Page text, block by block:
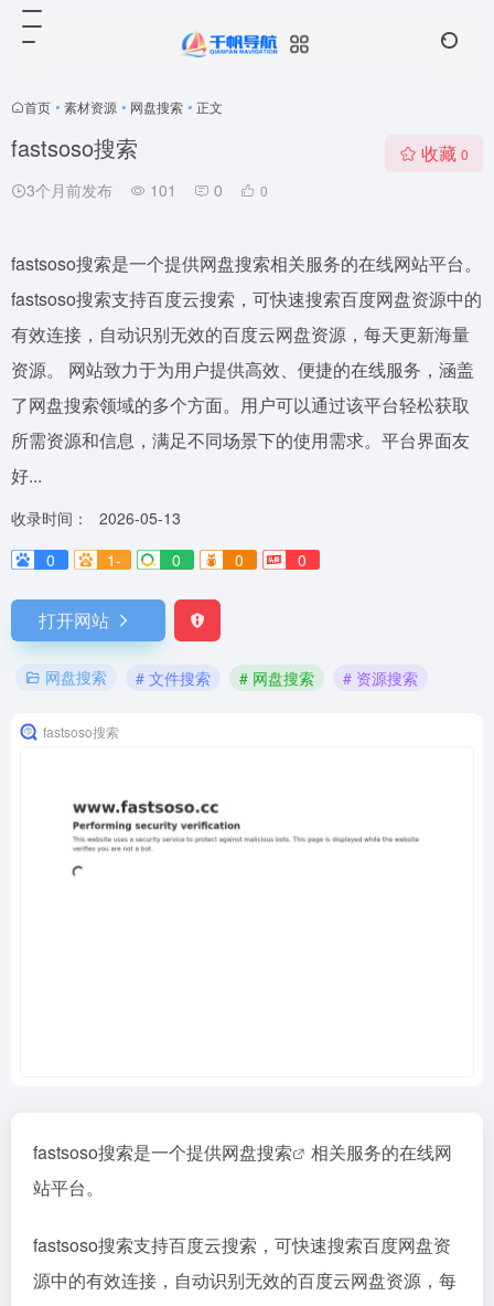
首页 • 素材资源 • 网盘搜索 • 正文
fastsoso搜索
3个月前发布 101 0 0
收藏 0
fastsoso搜索是一个提供网盘搜索相关服务的在线网站平台。
fastsoso搜索支持百度云搜索，可快速搜索百度网盘资源中的
有效连接，自动识别无效的百度云网盘资源，每天更新海量
资源。 网站致力于为用户提供高效、便捷的在线服务，涵盖
了网盘搜索领域的多个方面。用户可以通过该平台轻松获取
所需资源和信息，满足不同场景下的使用需求。平台界面友
好...
收录时间：
2026-05-13
0
1- 0 0 0
打开网站
网盘搜索 # 文件搜索 # 网盘搜索 # 资源搜索
fastsoso搜索
fastsoso搜索是一个提供网盘搜索
相关服务的在线网
站平台。
fastsoso搜索支持百度云搜索，可快速搜索百度网盘资
源中的有效连接，自动识别无效的百度云网盘资源，每